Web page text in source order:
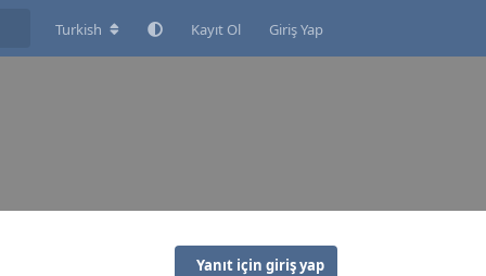
Turkish Kayıt Ol Giriş Yap
Yanıt için giriş yap